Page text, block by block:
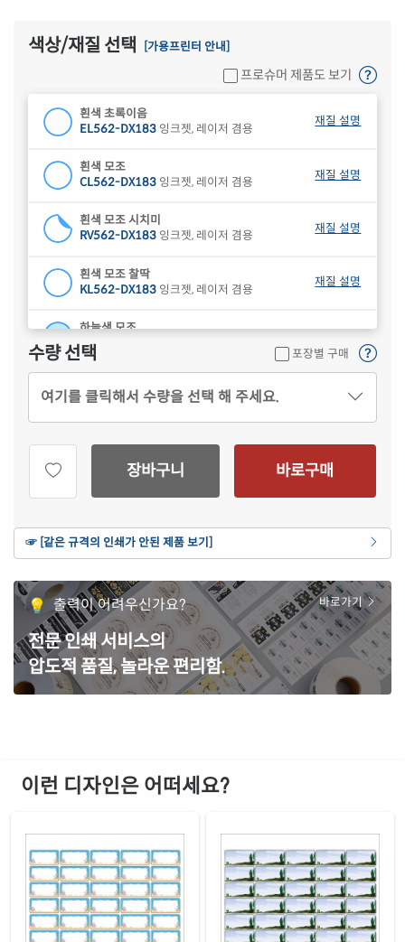
색상/재질 선택 [가용프린터 안내]
프로슈머 제품도 보기
흰색 초록이음
EL562-DX183 잉크젯, 레이저 겸용
재질 설명
흰색 모조
CL562-DX183 잉크젯, 레이저 겸용
재질 설명
흰색 모조 시치미
RV562-DX183 잉크젯, 레이저 겸용
재질 설명
흰색 모조 찰딱
KL562-DX183 잉크젯, 레이저 겸용
재질 설명
하늘색 모조
CL562B-DX183
재질 설명
CL562G-DX183잉크젯, 레이저 겸용
재질 설명
CL562P-DX183
잉크젯, 레이저 겸용
재질 설명
재질 설명
갈색 크라프트
CL562KR-DX183잉크젯, 레이저 겸용
노란색 모조
CL562TY-DX183잉크젯, 레이저 겸용
재질 설명
흰색 모조 잉크젯
CJ562-DX183잉크젯 전용
재질 설명
CJ562LU-DX183
잉크젯 전용
흰색 광택 방수 시치미 잉크젯
RV562LU-DX183잉크젯 전용
재질 설명
흰색 광택 레이저
CL562LG-DX183레이저 전용
재질 설명
수량 선택 포장별 구매
여기를 클릭해서 수량을 선택 해 주세요.
장바구니 바로구매
☞ [같은 규격의 인쇄가 안된 제품 보기]
출력이 어려우신가요?
전문 인쇄 서비스의
압도적 품질, 놀라운 편리함.
바로가기
이런 디자인은 어떠세요?